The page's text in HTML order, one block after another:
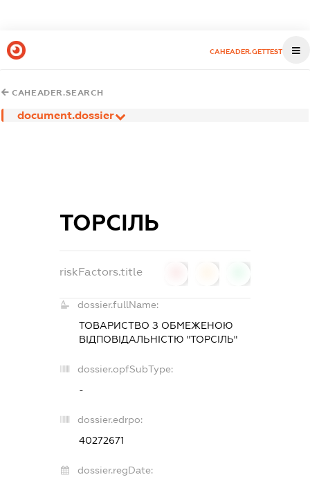
CAHEADER.GETTEST
CAHEADER.SEARCH
document.dossier
ТОРСІЛЬ
riskFactors.title
dossier.fullName:
ТОВАРИСТВО З ОБМЕЖЕНОЮ
ВІДПОВІДАЛЬНІСТЮ "ТОРСІЛЬ"
dossier.opfSubType:
-
dossier.edrpo:
40272671
dossier.regDate: